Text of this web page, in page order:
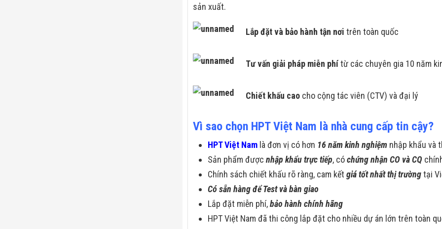
sản xuất.
Lắp đặt và bảo hành tận nơi trên toàn quốc
Tư vấn giải pháp miễn phítừ các chuyên gia 10 năm
Chiết khấu cao cho cộng tác viên (CTV) và đại lý
Vì sao chọn HPT Việt Nam là nhà cung cấp tin cậy?
HPT Việt Nam là đơn vị có hơn 16 năm kinh nghiệm nhập khẩu và
Sản phẩm được nhập khẩu trực tiếp, cóchứng nhận CO và CQ
Chính sách chiết khấu rõ ràng, cam kết giá tốt nhất thị trườngtại
Có sẵn hàng để Test và bàn giao
Lắp đặt miễn phí,bảo hành chính hãng
HPT Việt Nam đã thi công lắp đặt cho nhiều dự án lớn trên toàn